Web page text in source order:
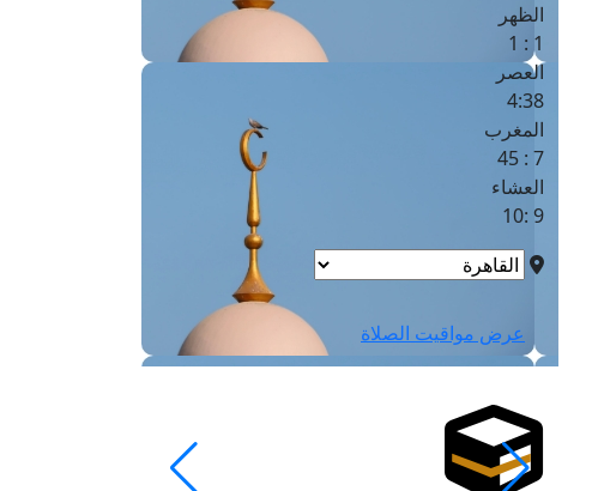
الظهر
1 : 1
العصر
4:38
المغرب
7 : 45
العشاء
9 :10
عرض مواقيت الصلاة